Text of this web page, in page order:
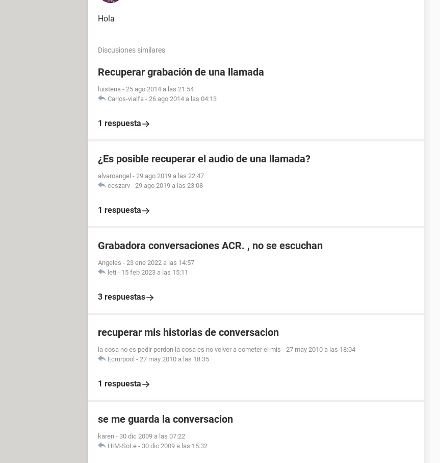
Hola
Discusiones similares
Recuperar grabación de una llamada
luistena - 25 ago 2014 a las 21:54
Carlos-vialfa - 26 ago 2014 a las 04:13
1 respuesta
¿Es posible recuperar el audio de una llamada?
alvaroangel - 29 ago 2019 a las 22:47
ceszarv - 29 ago 2019 a las 23:08
1 respuesta
Grabadora conversaciones ACR. , no se escuchan
Angeles - 23 ene 2022 a las 14:57
leti - 15 feb 2023 a las 15:11
3 respuestas
recuperar mis historias de conversacion
la cosa no es pedir perdon la cosa es no volver a cometer el mis - 27 may 2010 a las 18:04
Ecrurpool - 27 may 2010 a las 18:35
1 respuesta
se me guarda la conversacion
karen - 30 dic 2009 a las 07:22
HIM-SoLe - 30 dic 2009 a las 15:32